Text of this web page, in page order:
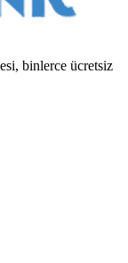
binlerce ücretsiz